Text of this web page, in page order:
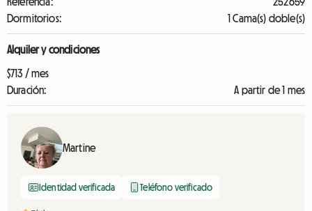
Dormitorios:
1 Cama(s) doble(s)
Alquiler y condiciones
$713 / mes
Duración:
A partir de 1 mes
Martine
Identidad verificada Teléfono verificado